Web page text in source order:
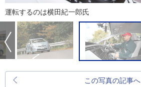
運転するのは横田紀一郎氏
この写真の記事へ